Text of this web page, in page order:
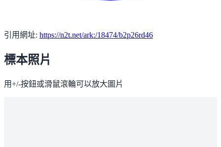
引用網址: https://n2t.net/ark:/18474/b2p26rd46
標本照片
用+/-按鈕或滑鼠滾輪可以放大圖片